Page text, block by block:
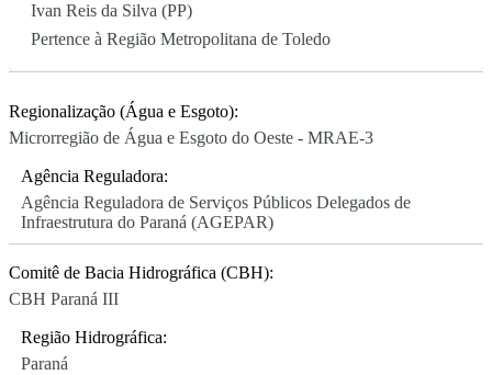
Ivan Reis da Silva (PP)
Pertence à Região Metropolitana de Toledo
Regionalização (Água e Esgoto):
Microrregião de Água e Esgoto do Oeste - MRAE-3
Agência Reguladora:
Agência Reguladora de Serviços Públicos Delegados de
Infraestrutura do Paraná (AGEPAR)
Comitê de Bacia Hidrográfica (CBH):
CBH Paraná III
Região Hidrográfica:
Paraná